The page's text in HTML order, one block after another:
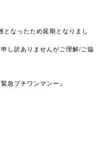
となったため延期となりまし
し訳ありませんがご理解/ご協
緊急プチワンマンー』